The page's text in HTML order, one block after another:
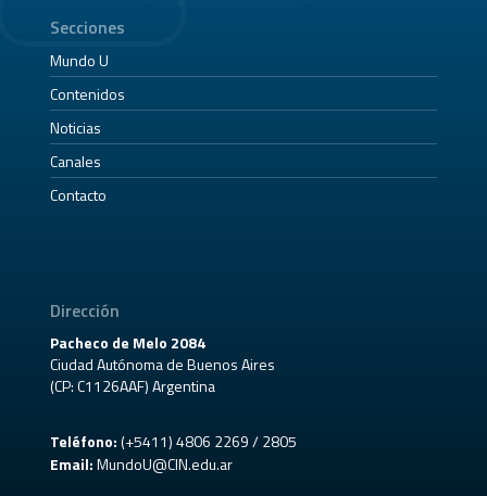
Secciones
Mundo U
Contenidos
Noticias
Canales
Contacto
Dirección
Pacheco de Melo 2084
Ciudad Autónoma de Buenos Aires
(CP: C1126AAF) Argentina
Teléfono:(+5411) 4806 2269 / 2805
Email: MundoU@CIN.edu.ar